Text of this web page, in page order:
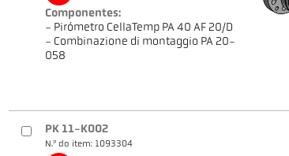
Componentes:
- Pirómetro CellaTemp PA 40 AF 20/D
- Combinazione di montaggio PA 20-
058
PK 11-K002
N.º do item: 1093304